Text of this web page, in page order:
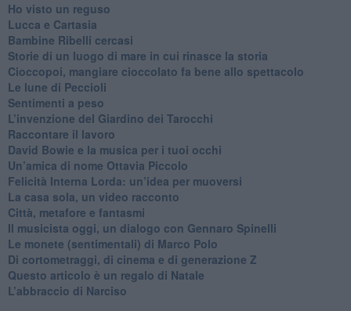
​Ho visto un reguso
Lucca e Cartasia
Bambine Ribelli cercasi
Storie di un luogo di mare in cui rinasce la storia
Cioccopoi, mangiare cioccolato fa bene allo spettacolo
​Le lune di Peccioli
​Sentimenti a peso
​L’invenzione del Giardino dei Tarocchi
​Raccontare il lavoro
David Bowie e la musica per i tuoi occhi
Un’amica di nome Ottavia Piccolo
​Felicità Interna Lorda: un’idea per muoversi
​La casa sola, un video racconto
​Città, metafore e fantasmi
Il musicista oggi, un dialogo con Gennaro Spinelli
Le monete (sentimentali) di Marco Polo
​Di cortometraggi, di cinema e di generazione Z
​Questo articolo è un regalo di Natale
L’abbraccio di Narciso